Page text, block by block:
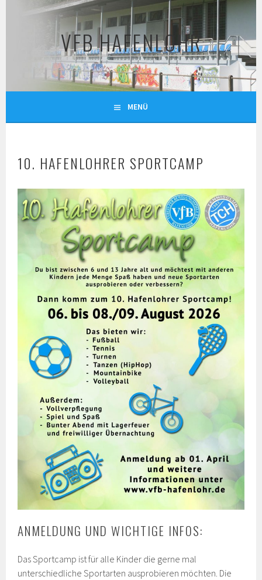
VFB HAFENLOHR
MENÜ
10. HAFENLOHRER SPORTCAMP
ANMELDUNG UND WICHTIGE INFOS:
Das Sportcamp ist für alle Kinder die gerne mal
unterschiedliche Sportarten ausprobieren möchten. Die